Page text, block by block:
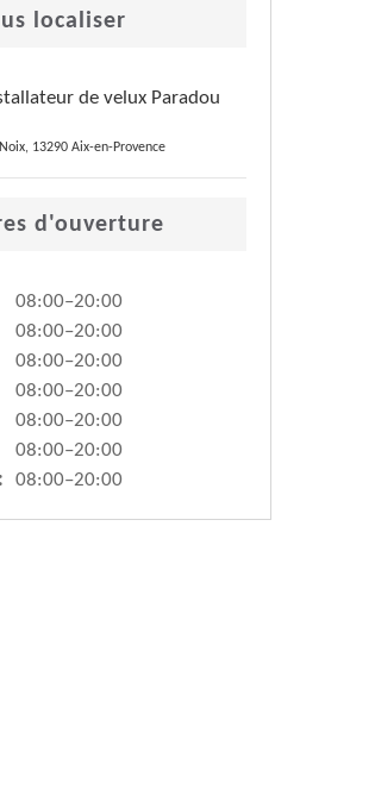
localiser
de velux Paradou
13290 Aix-en-Provence
d'ouverture
08:00–20:00
08:00–20:00
08:00–20:00
08:00–20:00
08:00–20:00
08:00–20:00
08:00–20:00